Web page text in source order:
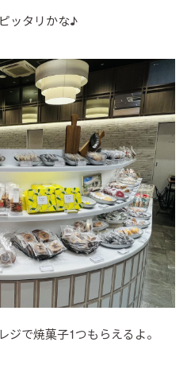
ッタリかな♪
ジで焼菓子1つもらえるよ。